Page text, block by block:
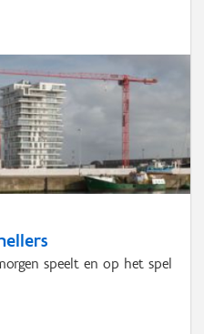
speelt en op het spel